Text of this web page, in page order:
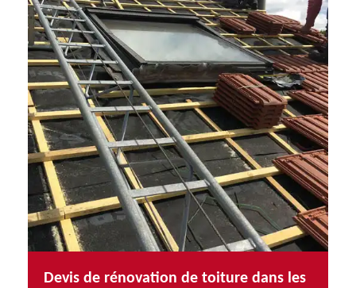
Devis de rénovation de toiture dans les